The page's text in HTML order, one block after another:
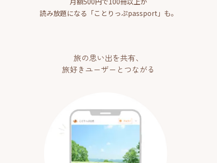
読み放題になる「ことりっぷpassport」も。
旅の思い出を共有、
旅好きユーザーとつながる